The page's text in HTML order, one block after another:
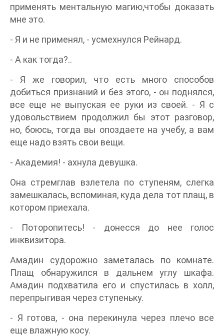
применять ментальную магию,чтобы доказать
мне это.
- Я и не применял, - усмехнулся Рейнард.
- А как тогда?..
- Я же говорил, что есть много способов
добиться признаний и без этого, - он поднялся,
все еще не выпуская ее руки из своей. - Я с
удовольствием продолжил бы этот разговор,
но, боюсь, тогда вы опоздаете на учебу, а вам
еще надо взять свои вещи.
- Академия! - ахнула девушка.
Она стремглав взлетела по ступеням, слегка
замешкалась, вспоминая, куда дела тот плащ, в
котором приехала.
- Поторопитесь! - донесся до нее голос
инквизитора.
Амадин судорожно заметалась по комнате.
Плащ обнаружился в дальнем углу шкафа.
Амадин подхватила его и спустилась в холл,
перепрыгивая через ступеньку.
- Я готова, - она перекинула через плечо все
еще влажную косу.